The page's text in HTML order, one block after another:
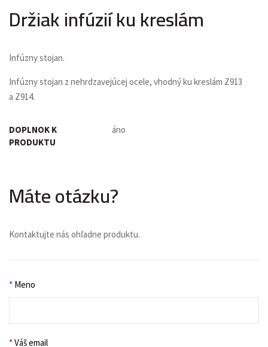
Držiak infúzií ku kreslám
Infúzny stojan.
Infúzny stojan z nehrdzavejúcej ocele, vhodný ku kreslám Z913
a Z914.
DOPLNOK K
PRODUKTU
áno
Máte otázku?
Kontaktujte nás ohľadne produktu.
* Meno
*Váš email